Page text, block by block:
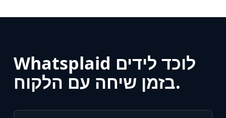
Whatsplaid לוכד לידים
בזמן שיחה עם הלקוח.